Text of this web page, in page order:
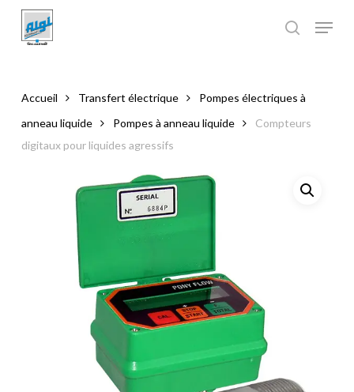
main
Accueil Transfert électrique
Pompes électriques à
anneau liquide
Pompes à anneau liquide
Compteurs
digitaux pour liquides agressifs